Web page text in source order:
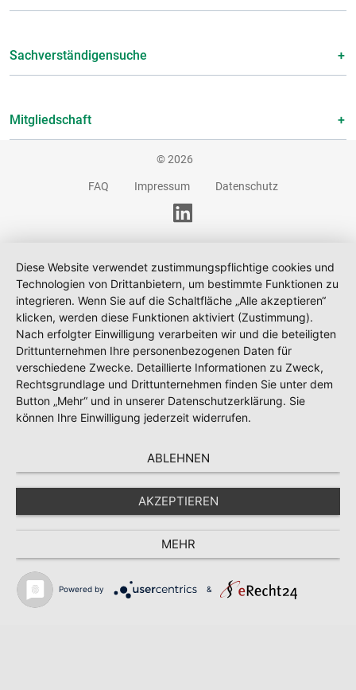
Sachverständigensuche
Mitgliedschaft
© 2026
FAQ Impressum Datenschutz
Suche nach
Diese Website verwendet zustimmungspflichtige cookies und
Technologien von Drittanbietern, um bestimmte Funktionen zu
integrieren. Wenn Sie auf die Schaltfläche „Alle akzeptieren“
klicken, werden diese Funktionen aktiviert (Zustimmung).
Nach erfolgter Einwilligung verarbeiten wir und die beteiligten
Drittunternehmen Ihre personenbezogenen Daten für
verschiedene Zwecke. Detaillierte Informationen zu Zweck,
Rechtsgrundlage und Drittunternehmen finden Sie unter dem
Button „Mehr“ und in unserer Datenschutzerklärung. Sie
können Ihre Einwilligung jederzeit widerrufen.
ABLEHNEN
AKZEPTIEREN
MEHR
Powered by &